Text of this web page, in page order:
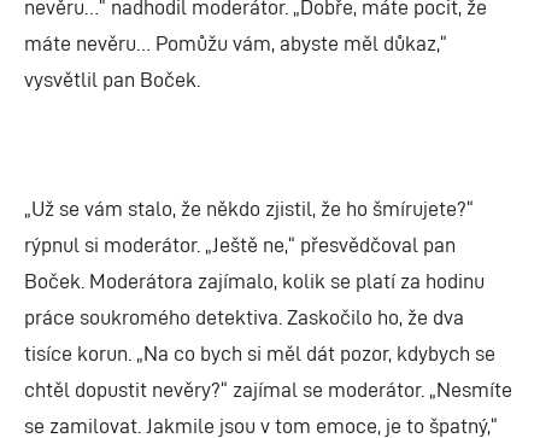
nevěru…“ nadhodil moderátor. „Dobře, máte pocit, že
máte nevěru… Pomůžu vám, abyste měl důkaz,“
vysvětlil pan Boček.
„Už se vám stalo, že někdo zjistil, že ho šmírujete?“
rýpnul si moderátor. „Ještě ne,“ přesvědčoval pan
Boček. Moderátora zajímalo, kolik se platí za hodinu
práce soukromého detektiva. Zaskočilo ho, že dva
tisíce korun. „Na co bych si měl dát pozor, kdybych se
chtěl dopustit nevěry?“ zajímal se moderátor. „Nesmíte
se zamilovat. Jakmile jsou v tom emoce, je to špatný,“